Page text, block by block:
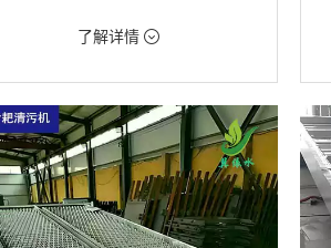
格：1.18万/台
转式清污机
：泵站,污水处理,水电站,自来水厂,渠道,河
洪排涝
了解详情